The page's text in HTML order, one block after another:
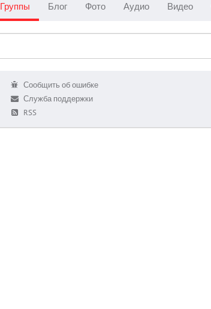
Группы Блог Фото Аудио Видео
Сообщить об ошибке
Служба поддержки
RSS